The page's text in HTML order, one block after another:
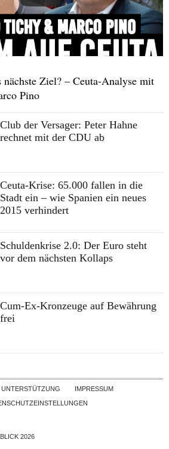
nächste Ziel? – Ceuta-Analyse mit
Pino
Club der Versager: Peter Hahne
rechnet mit der CDU ab
Ceuta-Krise: 65.000 fallen in die
Stadt ein – wie Spanien ein neues
2015 verhindert
Schuldenkrise 2.0: Der Euro steht
vor dem nächsten Kollaps
Cum-Ex-Kronzeuge auf Bewährung
frei
Skip to content
UNTERSTÜTZUNG
IMPRESSUM
2026